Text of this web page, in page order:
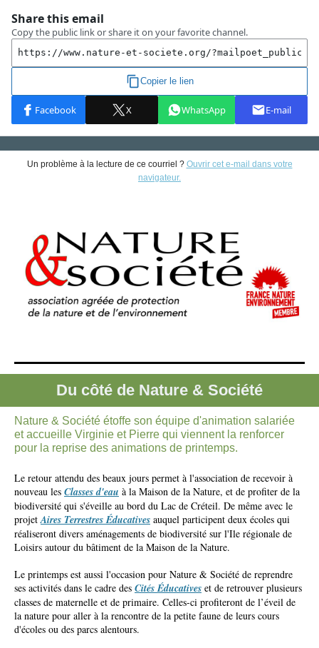
Un problème à la lecture de ce courriel ? Ouvrir cet e-mail dans votre
navigateur.
Du côté de Nature & Société
Nature & Société étoffe son équipe d'animation salariée
et accueille Virginie et Pierre qui viennent la renforcer
pour la reprise des animations de printemps.
Le retour attendu des beaux jours permet à l'association de recevoir à
nouveau les Classes d'eau à la Maison de la Nature, et de profiter de la
biodiversité qui s'éveille au bord du Lac de Créteil. De même avec le
projet Aires Terrestres Éducatives auquel participent deux écoles qui
réaliseront divers aménagements de biodiversité sur l'Ile régionale de
Loisirs autour du bâtiment de la Maison de la Nature.
Le printemps est aussi l'occasion pour Nature & Société de reprendre
ses activités dans le cadre des Cités Éducatives et de retrouver plusieurs
classes de maternelle et de primaire. Celles-ci profiteront de l’éveil de
la nature pour aller à la rencontre de la petite faune de leurs cours
d'écoles ou des parcs alentours.